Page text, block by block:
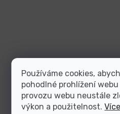
Používáme cookies,
pohodlné prohlížení
provozu webu neustále
výkon a použitelnost.